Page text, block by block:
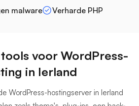
malware
Verharde PHP
voor WordPress-
in Ierland
WordPress-hostingserver in Ierland